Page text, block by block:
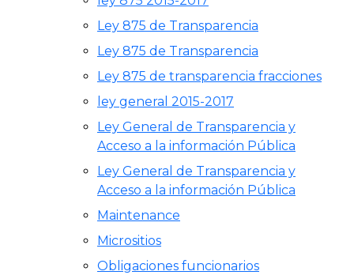
Ley 875 de Transparencia
Ley 875 de Transparencia
Ley 875 de transparencia fracciones
ley general 2015-2017
Ley General de Transparencia y
Acceso a la información Pública
Ley General de Transparencia y
Acceso a la información Pública
Maintenance
Micrositios
Obligaciones funcionarios